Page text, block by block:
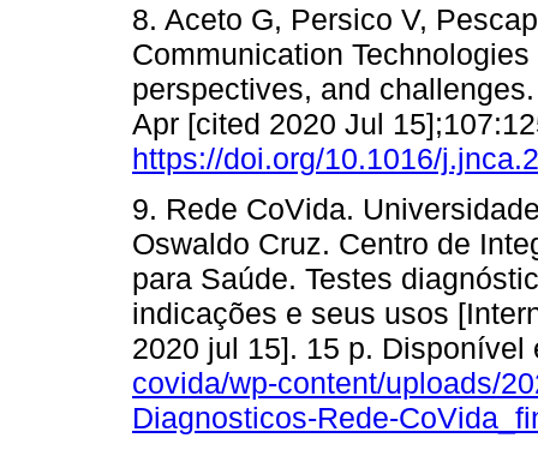
8. Aceto G, Persico V,
Communication
perspectives, and
Apr [cited 2020 Jul
https://doi.org/10.1016/
9. Rede CoVida.
Oswaldo Cruz. Centro de
para Saúde. Testes
indicações e seus usos
2020 jul 15]. 15 p.
covida/wp-content/uploads/
Diagnosticos-Rede-